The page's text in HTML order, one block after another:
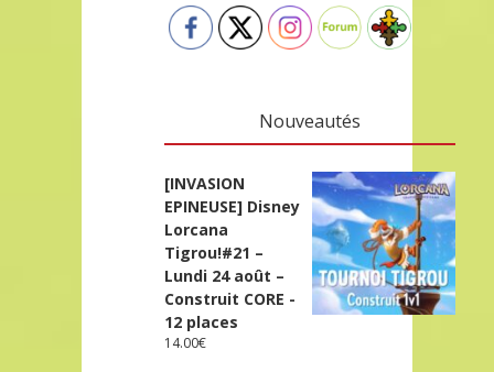
Nouveautés
[INVASION
EPINEUSE] Disney
Lorcana
Tigrou!#21 –
Lundi 24 août –
Construit CORE -
12 places
14.00€